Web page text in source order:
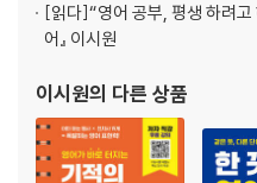
★★ [부록] Index ★★
영단어 1000개 한눈에 훑어보기
『영어가 바로 터지는 기적의 말하
★★ 기초 필수 영어회화 패턴 ★★
[읽다]“영어 공부, 평생 하려
어』 이시원
이시원의 다른 상품